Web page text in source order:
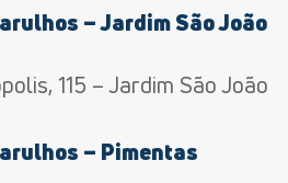
– Jardim São João
115 – Jardim São João
– Pimentas